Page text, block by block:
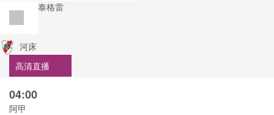
泰格雷
河床
高清直播
04:00
阿甲